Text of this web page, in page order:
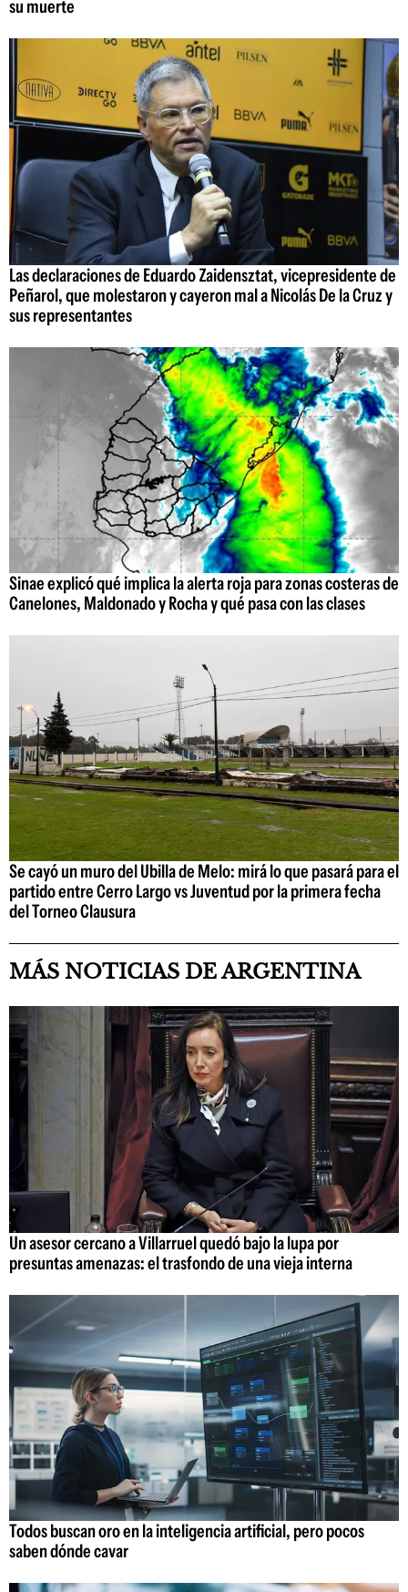
su muerte
Las declaraciones de Eduardo Zaidensztat, vicepresidente de
Peñarol, que molestaron y cayeron mal a Nicolás De la Cruz y
sus representantes
Sinae explicó qué implica la alerta roja para zonas costeras de
Canelones, Maldonado y Rocha y qué pasa con las clases
Se cayó un muro del Ubilla de Melo: mirá lo que pasará para el
partido entre Cerro Largo vs Juventud por la primera fecha
del Torneo Clausura
MÁS NOTICIAS DE ARGENTINA
Un asesor cercano a Villarruel quedó bajo la lupa por
presuntas amenazas: el trasfondo de una vieja interna
Todos buscan oro en la inteligencia artificial, pero pocos
saben dónde cavar